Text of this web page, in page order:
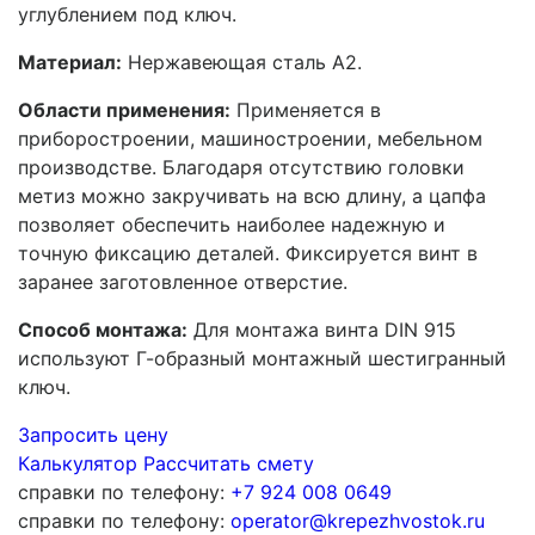
углублением под ключ.
Материал: Нержавеющая сталь А2.
Области применения: Применяется в
приборостроении, машиностроении, мебельном
производстве. Благодаря отсутствию головки
метиз можно закручивать на всю длину, а цапфа
позволяет обеспечить наиболее надежную и
точную фиксацию деталей. Фиксируется винт в
заранее заготовленное отверстие.
Способ монтажа: Для монтажа винта DIN 915
используют Г-образный монтажный шестигранный
ключ.
Запросить цену
Калькулятор Рассчитать смету
справки по телефону: +7 924 008 0649
справки по телефону: operator@krepezhvostok.ru